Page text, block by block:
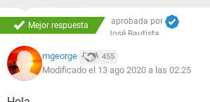
Mejor respuesta
aprobada por
José Bautista
mgeorge 455
Modificado el 13 ago 2020 a las 02:25